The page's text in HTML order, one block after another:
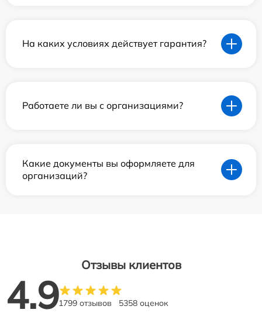
На каких условиях действует гарантия?
Работаете ли вы с организациями?
Какие документы вы оформляете для
организаций?
Отзывы клиентов
4.91799 отзывов 5358 оценок